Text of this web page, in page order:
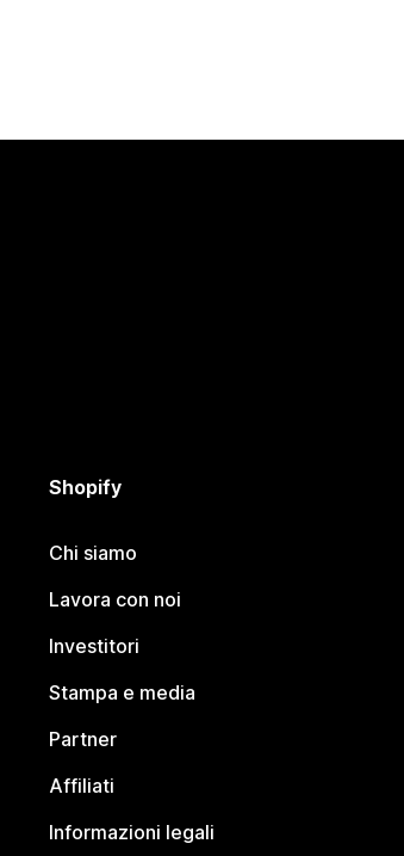
Shopify
Chi siamo
Lavora con noi
Investitori
Stampa e media
Partner
Affiliati
Informazioni legali